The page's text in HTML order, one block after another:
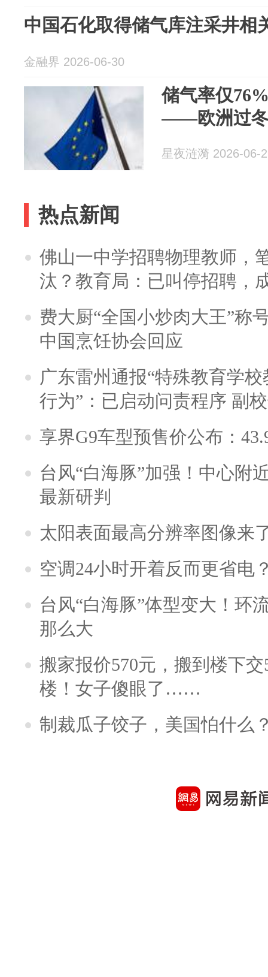
中国石化取得储气库注采井相
金融界 2026-06-30
储气率仅
——欧洲过冬
星夜涟漪 2026-06-
热点新闻
佛山一中学招聘物理教师，
汰？教育局：已叫停招聘，
费大厨“全国小炒肉大王”称
中国烹饪协会回应
广东雷州通报“特殊教育学
行为”：已启动问责程序 副
享界G9车型预售价公布：
台风“白海豚”加强！中心附
最新研判
太阳表面最高分辨率图像来
空调24小时开着反而更省电
台风“白海豚”体型变大！环
那么大
搬家报价570元，搬到楼下
楼！女子傻眼了……
制裁瓜子饺子，美国怕什么